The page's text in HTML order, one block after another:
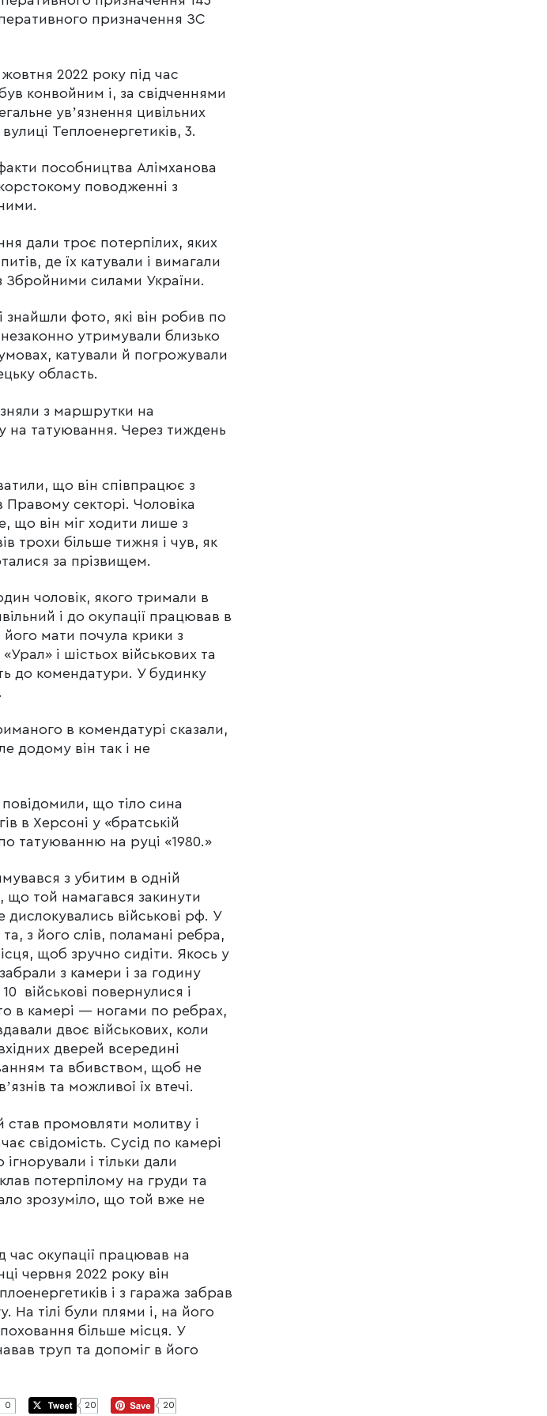
призначення ЗС
2022 року під час
конвойним і, за свідченнями
увʼязнення цивільних
Теплоенергетиків, 3.
пособництва Алімханова
поводженні з
дали троє потерпілих, яких
де їх катували і вимагали
Збройними силами України.
знайшли фото, які він робив по
утримували близько
катували й погрожували
область.
з маршрутки на
на татуювання. Через тиждень
що він співпрацює з
Правому секторі. Чоловіка
що він міг ходити лише з
трохи більше тижня і чув, як
за прізвищем.
чоловік, якого тримали в
і до окупації працював в
його мати почула крики з
і шістьох військових та
до комендатури. У будинку
в комендатурі сказали,
додому він так і не
що тіло сина
в Херсоні у «братській
татуюванню на руці «1980.»
з убитим в одній
що той намагався закинути
військові рф. У
з його слів, поламані ребра,
щоб зручно сидіти. Якось у
з камери і за годину
військові повернулися і
в камері — ногами по ребрах,
двоє військових, коли
дверей всередині
та вбивством, щоб не
та можливої їх втечі.
став промовляти молитву і
свідомість. Сусід по камері
і тільки дали
потерпілому на груди та
зрозуміло, що той вже не
окупації працював на
червня 2022 року він
і з гаража забрав
На тілі були плями і, на його
більше місця. У
труп та допоміг в його
0 20 20